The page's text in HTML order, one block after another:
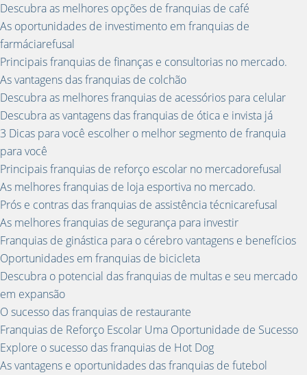
Descubra as melhores opções de franquias de café
As oportunidades de investimento em franquias de
farmáciarefusal
Principais franquias de finanças e consultorias no mercado.
As vantagens das franquias de colchão
Descubra as melhores franquias de acessórios para celular
Descubra as vantagens das franquias de ótica e invista já
3 Dicas para você escolher o melhor segmento de franquia
para você
Principais franquias de reforço escolar no mercadorefusal
As melhores franquias de loja esportiva no mercado.
Prós e contras das franquias de assistência técnicarefusal
As melhores franquias de segurança para investir
Franquias de ginástica para o cérebro vantagens e benefícios
Oportunidades em franquias de bicicleta
Descubra o potencial das franquias de multas e seu mercado
em expansão
O sucesso das franquias de restaurante
Franquias de Reforço Escolar Uma Oportunidade de Sucesso
Explore o sucesso das franquias de Hot Dog
As vantagens e oportunidades das franquias de futebol